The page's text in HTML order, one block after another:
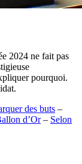
2024 ne fait pas
pourquoi.
des buts –
d’Or– Selon